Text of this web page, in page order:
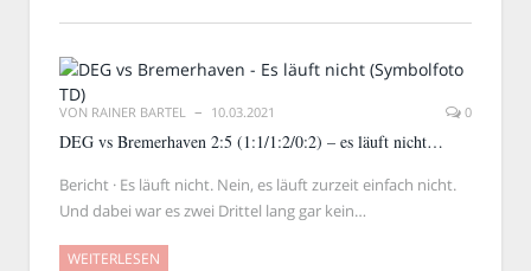
VON RAINER BARTEL 10.03.2021 0
DEG vs Bremerhaven 2:5 (1:1/1:2/0:2) – es läuft nicht…
Bericht · Es läuft nicht. Nein, es läuft zurzeit einfach nicht.
Und dabei war es zwei Drittel lang gar kein…
WEITERLESEN